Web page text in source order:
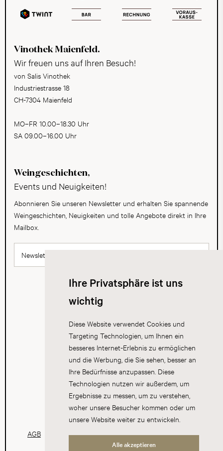
Ihre Privatsphäre ist uns
wichtig
Diese Website verwendet Cookies und
Targeting Technologien, um Ihnen ein
besseres Internet-Erlebnis zu ermöglichen
und die Werbung, die Sie sehen, besser an
Ihre Bedürfnisse anzupassen. Diese
Technologien nutzen wir außerdem, um
Ergebnisse zu messen, um zu verstehen,
woher unsere Besucher kommen oder um
unsere Website weiter zu entwickeln.
Alle akzeptieren
Vinothek Maienfeld.
Wir freuen uns auf Ihren Besuch!
von Salis Vinothek
Industriestrasse 18
CH-7304 Maienfeld
MO–FR 10.00–18.30 Uhr
SA 09.00–16.00 Uhr
Weingeschichten,
Events und Neuigkeiten!
Abonnieren Sie unseren Newsletter und erhalten Sie spannende
Weingeschichten, Neuigkeiten und tolle Angebote direkt in Ihre
Mailbox.
Newsletter abonnieren
AGB Datenschutz Impressum Cookies